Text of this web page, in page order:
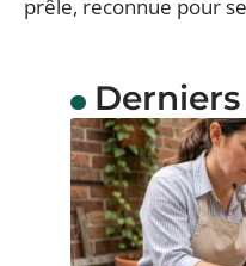
prêle, reconnue pour